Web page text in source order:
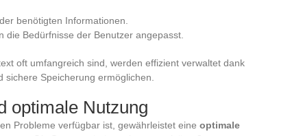
benötigten Informationen.
die Bedürfnisse der Benutzer angepasst.
oft umfangreich sind, werden effizient verwaltet dank
Speicherung ermöglichen.
optimale Nutzung
Probleme verfügbar ist, gewährleistet eine optimale